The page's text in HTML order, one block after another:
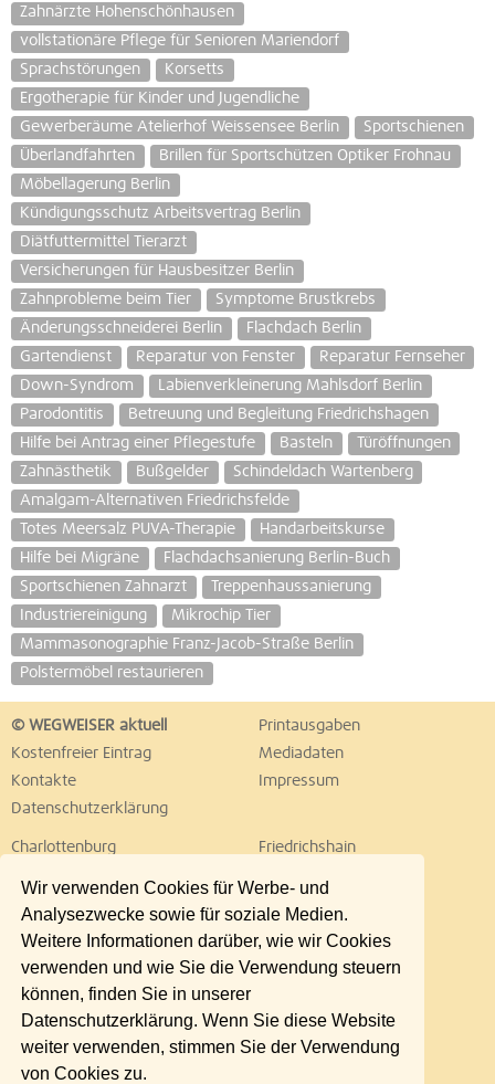
Wir verwenden Cookies für Werbe- und
Analysezwecke sowie für soziale Medien.
Weitere Informationen darüber, wie wir Cookies
verwenden und wie Sie die Verwendung steuern
können, finden Sie in unserer
Datenschutzerklärung. Wenn Sie diese Website
weiter verwenden, stimmen Sie der Verwendung
von Cookies zu.
Zahnärzte Hohenschönhausen
vollstationäre Pflege für Senioren Mariendorf
Sprachstörungen
Korsetts
Ergotherapie für Kinder und Jugendliche
Gewerberäume Atelierhof Weissensee Berlin
Sportschienen
Überlandfahrten
Brillen für Sportschützen Optiker Frohnau
Möbellagerung Berlin
Kündigungsschutz Arbeitsvertrag Berlin
Diätfuttermittel Tierarzt
Versicherungen für Hausbesitzer Berlin
Zahnprobleme beim Tier
Symptome Brustkrebs
Änderungsschneiderei Berlin
Flachdach Berlin
Gartendienst
Reparatur von Fenster
Reparatur Fernseher
Down-Syndrom
Labienverkleinerung Mahlsdorf Berlin
Parodontitis
Betreuung und Begleitung Friedrichshagen
Hilfe bei Antrag einer Pflegestufe
Basteln
Türöffnungen
Zahnästhetik
Bußgelder
Schindeldach Wartenberg
Amalgam-Alternativen Friedrichsfelde
Totes Meersalz PUVA-Therapie
Handarbeitskurse
Hilfe bei Migräne
Flachdachsanierung Berlin-Buch
Sportschienen Zahnarzt
Treppenhaussanierung
Industriereinigung
Mikrochip Tier
Mammasonographie Franz-Jacob-Straße Berlin
Polstermöbel restaurieren
© WEGWEISER aktuell
Printausgaben
Kostenfreier Eintrag
Mediadaten
Kontakte
Impressum
Datenschutzerklärung
Charlottenburg
Friedrichshain
Lichtenberg
Marzahn
Neukölln
Pankow
Reinickendorf
Schöneberg
Spandau
Steglitz
Tempelhof